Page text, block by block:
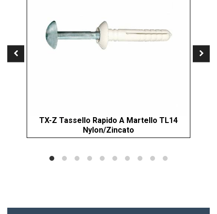
TX-Z Tassello Rapido A Martello TL14
Nylon/Zincato